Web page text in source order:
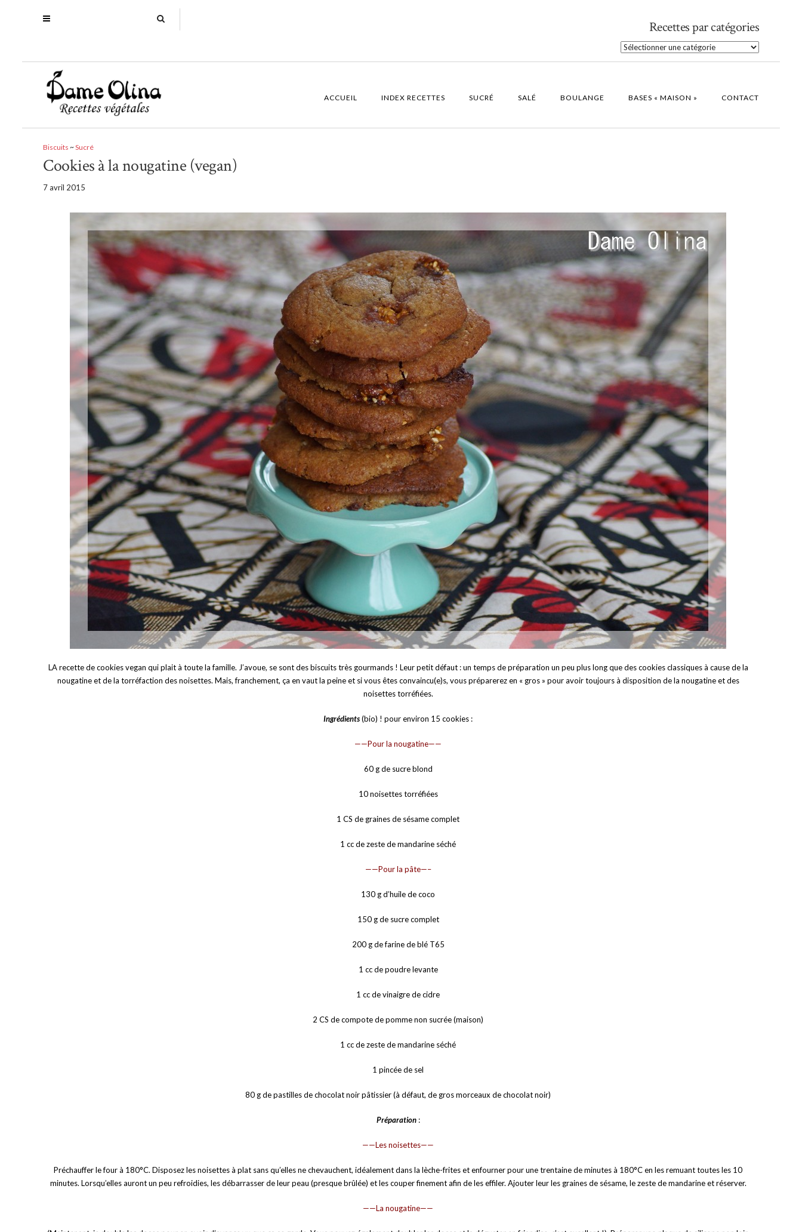
Recettes par catégories
Recettes
par
ACCUEIL INDEX RECETTES SUCRÉ SALÉ BOULANGE BASES « MAISON » CONTACT
Biscuits ~Sucré
Cookies à la nougatine (vegan)
7 avril 2015
LA recette de cookies vegan qui plait à toute la famille. J’avoue, se sont des biscuits très gourmands ! Leur petit défaut : un temps de préparation un peu plus long que des cookies classiques à cause de la
nougatine et de la torréfaction des noisettes. Mais, franchement, ça en vaut la peine et si vous êtes convaincu(e)s, vous préparerez en « gros » pour avoir toujours à disposition de la nougatine et des
noisettes torréfiées.
Ingrédients(bio) ! pour environ 15 cookies :
——Pour la nougatine——
60 g de sucre blond
10 noisettes torréfiées
1 CS de graines de sésame complet
1 cc de zeste de mandarine séché
——Pour la pâte—–
130 g d’huile de coco
150 g de sucre complet
200 g de farine de blé T65
1 cc de poudre levante
1 cc de vinaigre de cidre
2 CS de compote de pomme non sucrée (maison)
1 cc de zeste de mandarine séché
1 pincée de sel
80 g de pastilles de chocolat noir pâtissier (à défaut, de gros morceaux de chocolat noir)
Préparation :
——Les noisettes——
Préchauffer le four à 180°C. Disposez les noisettes à plat sans qu’elles ne chevauchent, idéalement dans la lèche-frites et enfourner pour une trentaine de minutes à 180°C en les remuant toutes les 10
minutes. Lorsqu’elles auront un peu refroidies, les débarrasser de leur peau (presque brûlée) et les couper finement afin de les effiler. Ajouter leur les graines de sésame, le zeste de mandarine et réserver.
——La nougatine——